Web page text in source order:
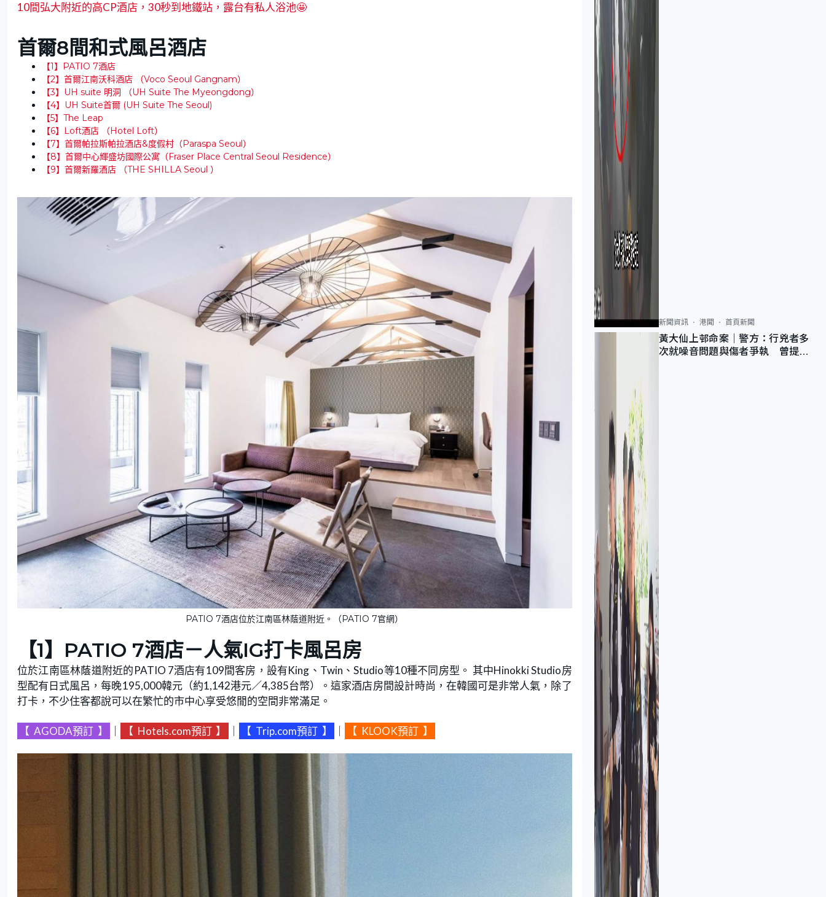
10間弘大附近的高CP酒店，30秒到地鐵站，露台有私人浴池🤩
首爾8間和式風呂酒店
【1】PATIO 7酒店
【2】首爾江南沃科酒店 （Voco Seoul Gangnam）
【3】UH suite 明洞 （UH Suite The Myeongdong）
【4】UH Suite首爾 (UH Suite The Seoul)
【5】The Leap
【6】Loft酒店 （Hotel Loft）
【7】首爾帕拉斯帕拉酒店&度假村（Paraspa Seoul）
【8】首爾中心輝盛坊國際公寓（Fraser Place Central Seoul Residence）
【9】首爾新羅酒店 （THE SHILLA Seoul ）
PATIO 7酒店位於江南區林蔭道附近。（PATIO 7官網）
【1】PATIO 7酒店－人氣IG打卡風呂房
位於江南區林蔭道附近的PATIO 7酒店有109間客房，設有King、Twin、Studio等10種不同房型。 其中Hinokki Studio房
型配有日式風呂，每晚195,000韓元（約1,142港元／4,385台幣）。這家酒店房間設計時尚，在韓國可是非常人氣，除了
打卡，不少住客都說可以在繁忙的市中心享受悠閒的空間非常滿足。
【 AGODA預訂 】 【 Hotels.com預訂 】 【 Trip.com預訂 】 【 KLOOK預訂 】
新聞資訊 港聞 首頁新聞
黃大仙上邨命案｜警方：行兇者多
次就噪音問題與傷者爭執 曾提出